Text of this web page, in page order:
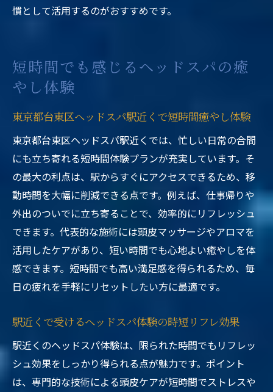
慣として活用するのがおすすめです。
短時間でも感じるヘッドスパの癒
やし体験
東京都台東区ヘッドスパ駅近くで短時間癒やし体験
東京都台東区ヘッドスパ駅近くでは、忙しい日常の合間
にも立ち寄れる短時間体験プランが充実しています。そ
の最大の利点は、駅からすぐにアクセスできるため、移
動時間を大幅に削減できる点です。例えば、仕事帰りや
外出のついでに立ち寄ることで、効率的にリフレッシュ
できます。代表的な施術には頭皮マッサージやアロマを
活用したケアがあり、短い時間でも心地よい癒やしを体
感できます。短時間でも高い満足感を得られるため、毎
日の疲れを手軽にリセットしたい方に最適です。
駅近くで受けるヘッドスパ体験の時短リフレ効果
駅近くのヘッドスパ体験は、限られた時間でもリフレッ
シュ効果をしっかり得られる点が魅力です。ポイント
は、専門的な技術による頭皮ケアが短時間でストレスや